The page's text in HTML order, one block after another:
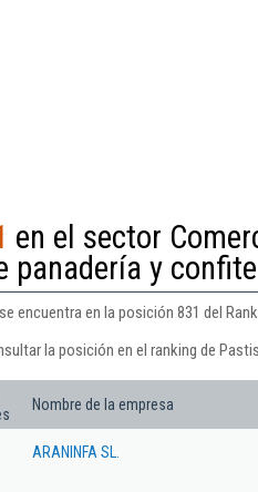
en el sector
panadería y
encuentra en la posición 831 del
la posición en el ranking de
Nombre de la empresa
ARANINFA SL.